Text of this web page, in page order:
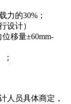
力的30%；
设计）
移量±60mm-
人员具体商定，